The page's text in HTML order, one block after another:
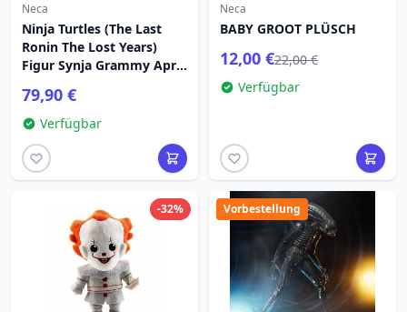
Neca
Ninja Turtles (The Last
Ronin The Lost Years)
Figur Synja Grammy April
79,90 €
Verfügbar
Neca
BABY GROOT PLÜSCH
12,00 €22,00 €
Verfügbar
-32% Vorbestellung